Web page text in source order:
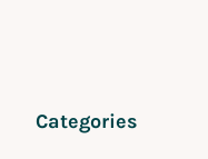
Categories